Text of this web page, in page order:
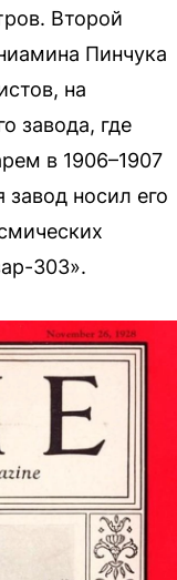
Второй
Пинчука
на
завода, где
в 1906–1907
завод носил его
303».